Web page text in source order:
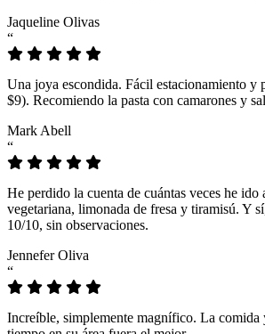
Jaqueline Olivas
“
Una joya escondida. Fácil estacionamiento
$9). Recomiendo la pasta con camarones y
Mark Abell
“
He perdido la cuenta de cuántas veces he
vegetariana, limonada de fresa y tiramisú. Y
10/10, sin observaciones.
Jennefer Oliva
“
Increíble, simplemente magnífico. La comida